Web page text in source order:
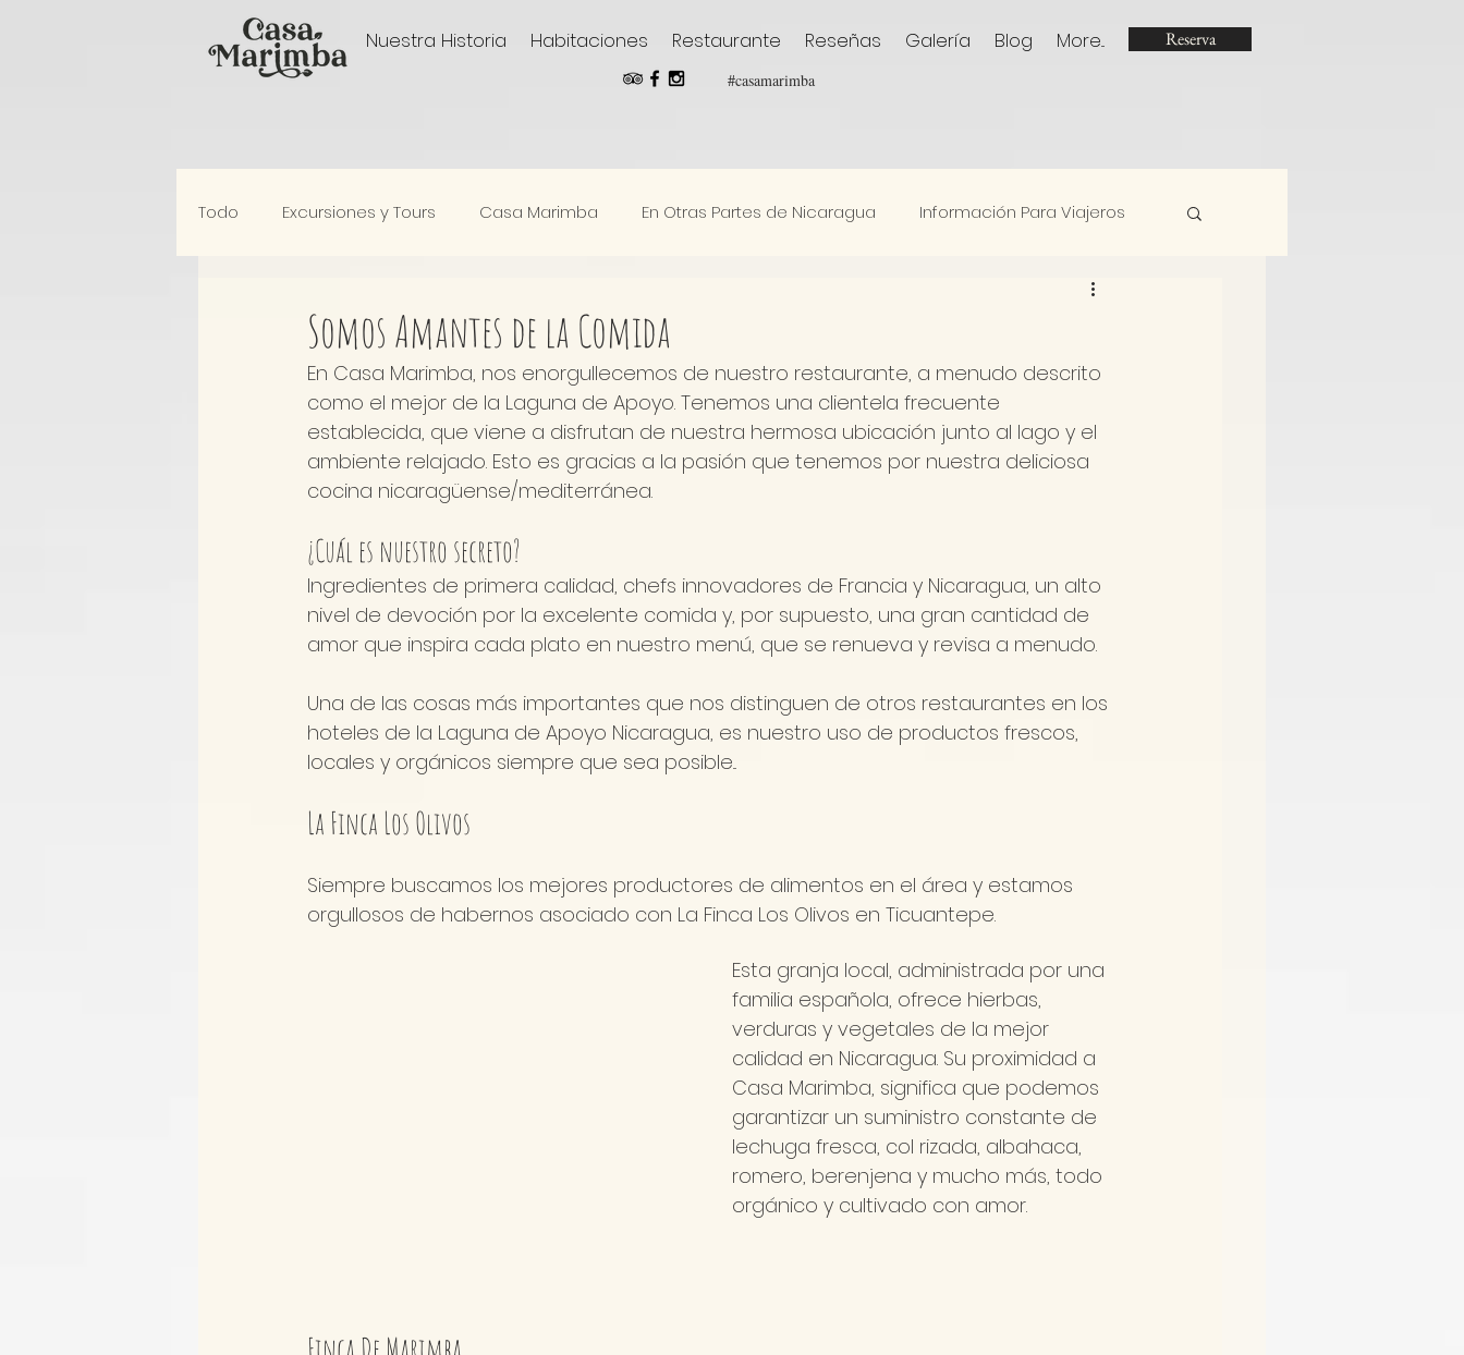
Nuestra Historia Habitaciones Restaurante Reseñas Galería Blog More...
#casamarimba
Reserva
Todo Excursiones y Tours Casa Marimba En Otras Partes de Nicaragua Información Para Viajeros
Somos Amantes de la Comida
En Casa Marimba, nos enorgullecemos de nuestro restaurante, a menudo descrito
como el mejor de la Laguna de Apoyo. Tenemos una clientela frecuente
establecida, que viene a disfrutan de nuestra hermosa ubicación junto al lago y el
ambiente relajado. Esto es gracias a la pasión que tenemos por nuestra deliciosa
cocina nicaragüense/mediterránea.
¿Cuál es nuestro secreto?
Ingredientes de primera calidad, chefs innovadores de Francia y Nicaragua, un alto
nivel de devoción por la excelente comida y, por supuesto, una gran cantidad de
amor que inspira cada plato en nuestro menú, que se renueva y revisa a menudo.
Una de las cosas más importantes que nos distinguen de otros restaurantes en los
hoteles de la Laguna de Apoyo Nicaragua, es nuestro uso de productos frescos,
locales y orgánicos siempre que sea posible...
La Finca Los Olivos
Siempre buscamos los mejores productores de alimentos en el área y estamos
orgullosos de habernos asociado con La Finca Los Olivos en Ticuantepe.
Esta granja local, administrada por una
familia española, ofrece hierbas,
verduras y vegetales de la mejor
calidad en Nicaragua. Su proximidad a
Casa Marimba, significa que podemos
garantizar un suministro constante de
lechuga fresca, col rizada, albahaca,
romero, berenjena y mucho más, todo
orgánico y cultivado con amor.